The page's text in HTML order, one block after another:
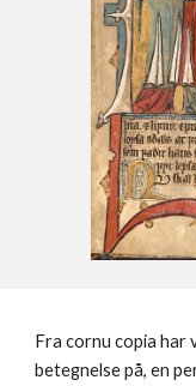
Fra cornu copia har
betegnelse på, en